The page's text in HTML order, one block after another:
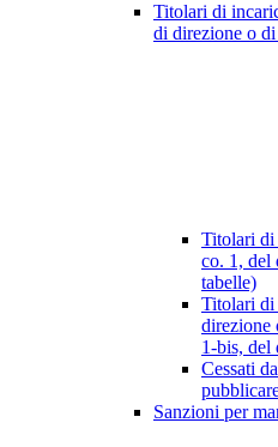
Titolari di
di direzione o
Titolari di
co. 1, del
tabelle)
Titolari di
direzione
1-bis, del
Cessati
Sanzioni per